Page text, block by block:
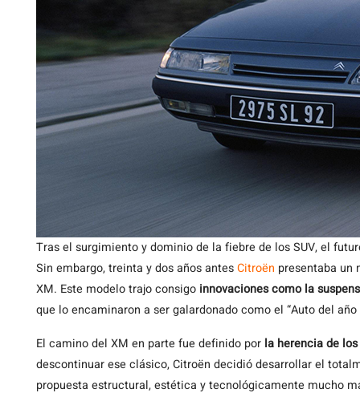
Tras el surgimiento y dominio de la fiebre de los SUV, el
Sin embargo, treinta y dos años antesCitroën presentaba un
XM. Este modelo trajo consigo innovaciones como la
que lo encaminaron a ser galardonado como el “Auto del año
El camino del XM en parte fue definido por la herencia de
descontinuar ese clásico, Citroën decidió desarrollar el
propuesta estructural, estética y tecnológicamente mucho